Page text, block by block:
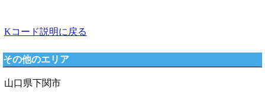
Kコード説明に戻る
その他のエリア
山口県下関市